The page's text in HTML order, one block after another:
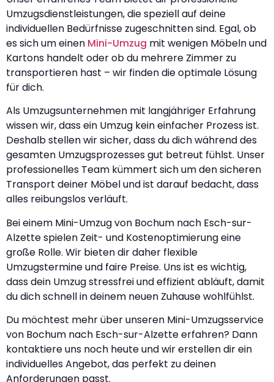
Umzugsdienstleistungen, die speziell auf deine
individuellen Bedürfnisse zugeschnitten sind. Egal, ob
es sich um einen Mini-Umzug mit wenigen Möbeln und
Kartons handelt oder ob du mehrere Zimmer zu
transportieren hast – wir finden die optimale Lösung
für dich.
Als Umzugsunternehmen mit langjähriger Erfahrung
wissen wir, dass ein Umzug kein einfacher Prozess ist.
Deshalb stellen wir sicher, dass du dich während des
gesamten Umzugsprozesses gut betreut fühlst. Unser
professionelles Team kümmert sich um den sicheren
Transport deiner Möbel und ist darauf bedacht, dass
alles reibungslos verläuft.
Bei einem Mini-Umzug von Bochum nach Esch-sur-
Alzette spielen Zeit- und Kostenoptimierung eine
große Rolle. Wir bieten dir daher flexible
Umzugstermine und faire Preise. Uns ist es wichtig,
dass dein Umzug stressfrei und effizient abläuft, damit
du dich schnell in deinem neuen Zuhause wohlfühlst.
Du möchtest mehr über unseren Mini-Umzugsservice
von Bochum nach Esch-sur-Alzette erfahren? Dann
kontaktiere uns noch heute und wir erstellen dir ein
individuelles Angebot, das perfekt zu deinen
Anforderungen passt.